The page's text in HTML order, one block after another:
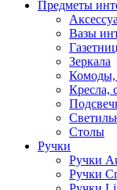
Предметы
Вазы
Зеркала
Комоды,
Кресла,
Столы
Ручки
Ручки
Ручки